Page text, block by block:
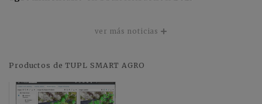
ver más noticias
Productos de TUPL SMART AGRO